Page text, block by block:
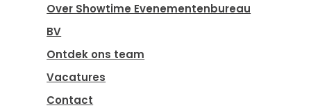
Over Showtime Evenementenbureau
BV
Ontdek ons team
Vacatures
Contact